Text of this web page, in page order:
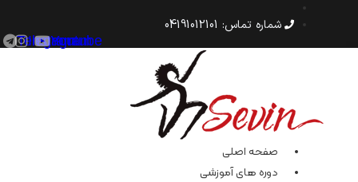
شماره‌ تماس: 04191012101
Youtube
Instagram
Telegram
صفحه اصلی
دوره های آموزشی